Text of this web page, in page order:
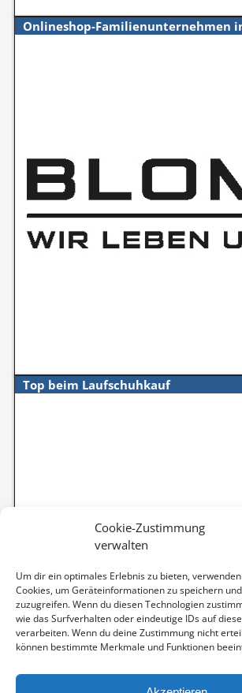
Cookie-Zustimmung
verwalten
Um dir ein optimales Erlebnis zu bieten,
Cookies, um Geräteinformationen zu speichern
zuzugreifen. Wenn du diesen Technologien
wie das Surfverhalten oder eindeutige IDs auf
verarbeiten. Wenn du deine Zustimmung nicht
können bestimmte Merkmale und Funktionen
Onlineshop-Familienunternehmen
Top beim Laufschuhkauf